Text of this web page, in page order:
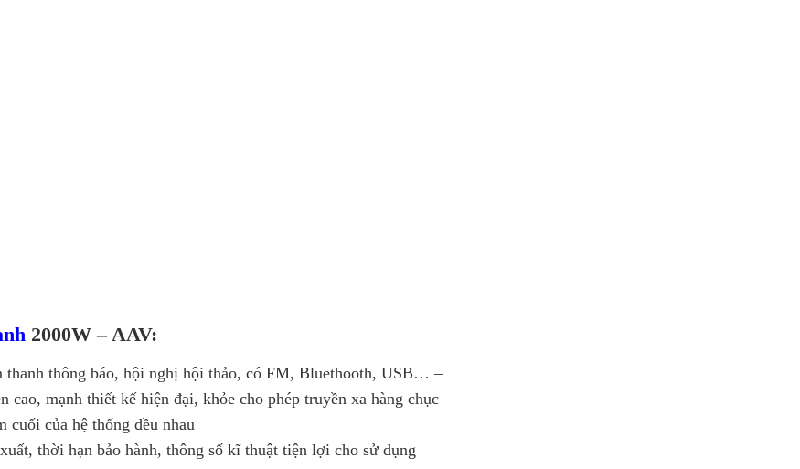
2000W – AAV:
thanh thông báo, hội nghị hội thảo, có FM, Bluethooth, USB… –
cao, mạnh thiết kế hiện đại, khỏe cho phép truyền xa hàng chục
cuối của hệ thống đều nhau
thời hạn bảo hành, thông số kĩ thuật tiện lợi cho sử dụng